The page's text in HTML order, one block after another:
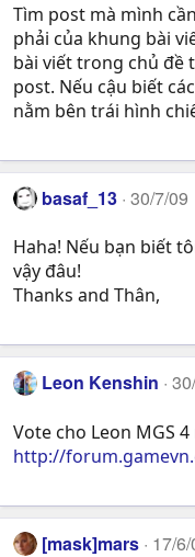
Tìm post mà mình
phải của khung bài
bài viết trong chủ đề
post. Nếu cậu biết
nằm bên trái hình
basaf_13 30/7/09
Haha! Nếu bạn biết
vậy đâu!
Thanks and Thân,
Leon Kenshin
Vote cho Leon MGS
http://
[mask]mars 17/